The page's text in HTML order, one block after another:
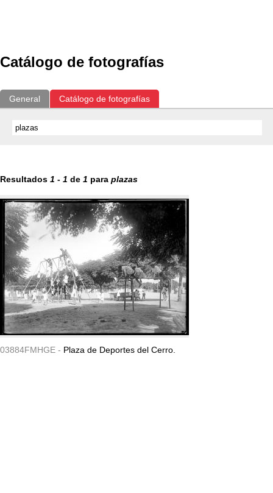
Catálogo de fotografías
General Catálogo de fotografías
Resultados 1 - 1 de 1 para plazas
03884FMHGE - Plaza de Deportes del Cerro.